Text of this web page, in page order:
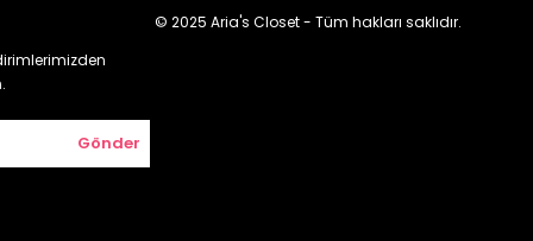
Gönder
© 2025 Aria's Closet - Tüm hakları saklıdır.